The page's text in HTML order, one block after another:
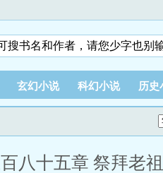
玄幻小说 科幻小说 历史
八十五章 祭拜老